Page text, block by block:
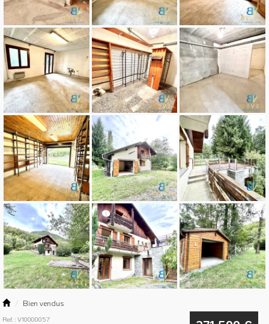
Bien vendus
Ref. : V10000057